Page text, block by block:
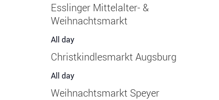
Esslinger Mittelalter- &
Weihnachtsmarkt
All day
Christkindlesmarkt Augsburg
All day
Weihnachtsmarkt Speyer